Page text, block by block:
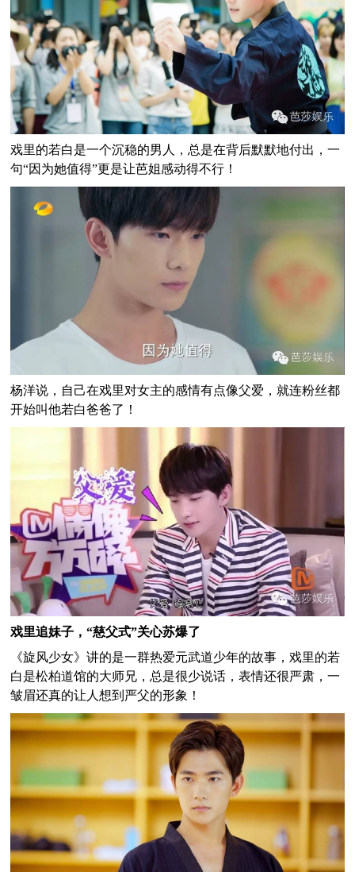
戏里的若白是一个沉稳的男人，总是在背后默默地付出，一
句“因为她值得”更是让芭姐感动得不行！
杨洋说，自己在戏里对女主的感情有点像父爱，就连粉丝都
开始叫他若白爸爸了！
戏里追妹子，“慈父式”关心苏爆了
《旋风少女》讲的是一群热爱元武道少年的故事，戏里的若
白是松柏道馆的大师兄，总是很少说话，表情还很严肃，一
皱眉还真的让人想到严父的形象！